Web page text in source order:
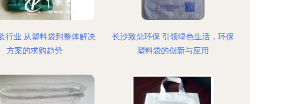
行业 从塑料袋到整体解决
方案的求购趋势
长沙致鼎环保 引领绿色生活，环保
塑料袋的创新与应用